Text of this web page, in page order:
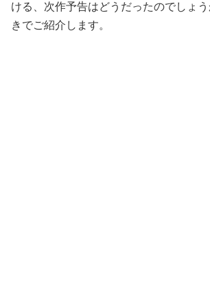
ける、次作予告はどうだったのでしょ
きでご紹介します。